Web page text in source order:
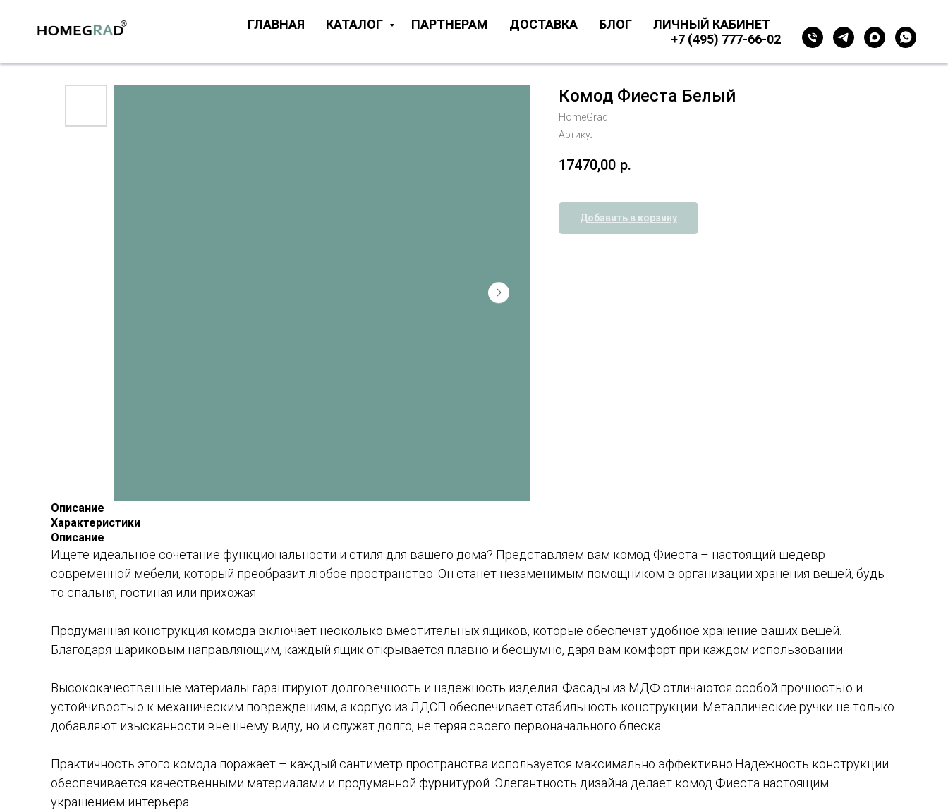
ГЛАВНАЯ КАТАЛОГ ПАРТНЕРАМ ДОСТАВКА БЛОГ
ЛИЧНЫЙ КАБИНЕТ
+7 (495) 777-66-02
Комод Фиеста Белый
HomeGrad
Артикул:
17470,00 р.
Добавить в корзину
Описание
Характеристики
Описание
Ищете идеальное сочетание функциональности и стиля для вашего дома? Представляем вам комод Фиеста – настоящий шедевр
современной мебели, который преобразит любое пространство. Он станет незаменимым помощником в организации хранения вещей, будь
то спальня, гостиная или прихожая.
Продуманная конструкция комода включает несколько вместительных ящиков, которые обеспечат удобное хранение ваших вещей.
Благодаря шариковым направляющим, каждый ящик открывается плавно и бесшумно, даря вам комфорт при каждом использовании.
Высококачественные материалы гарантируют долговечность и надежность изделия. Фасады из МДФ отличаются особой прочностью и
устойчивостью к механическим повреждениям, а корпус из ЛДСП обеспечивает стабильность конструкции. Металлические ручки не только
добавляют изысканности внешнему виду, но и служат долго, не теряя своего первоначального блеска.
Практичность этого комода поражает – каждый сантиметр пространства используется максимально эффективно.Надежность конструкции
обеспечивается качественными материалами и продуманной фурнитурой. Элегантность дизайна делает комод Фиеста настоящим
украшением интерьера.